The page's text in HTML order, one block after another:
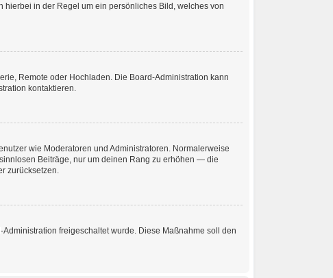
hierbei in der Regel um ein persönliches Bild, welches von
Remote oder Hochladen. Die Board-Administration kann
kontaktieren.
wie Moderatoren und Administratoren. Normalerweise
Beiträge, nur um deinen Rang zu erhöhen — die
zurücksetzen.
freigeschaltet wurde. Diese Maßnahme soll den